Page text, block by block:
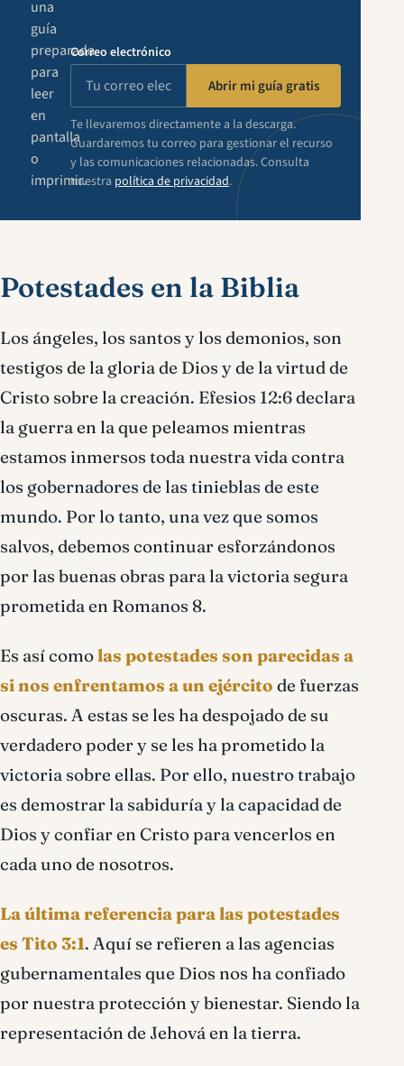
una
guía
preparada
para
leer
en
pantalla
o
imprimir.
Correo electrónico
Abrir mi guía gratis
Te llevaremos directamente a la descarga.
Guardaremos tu correo para gestionar el recurso
y las comunicaciones relacionadas. Consulta
nuestra política de privacidad.
Potestades en la Biblia
Los ángeles, los santos y los demonios, son
testigos de la gloria de Dios y de la virtud de
Cristo sobre la creación. Efesios 12:6 declara
la guerra en la que peleamos mientras
estamos inmersos toda nuestra vida contra
los gobernadores de las tinieblas de este
mundo. Por lo tanto, una vez que somos
salvos, debemos continuar esforzándonos
por las buenas obras para la victoria segura
prometida en Romanos 8.
Es así comolas potestades son parecidas a
si nos enfrentamos a un ejército de fuerzas
oscuras. A estas se les ha despojado de su
verdadero poder y se les ha prometido la
victoria sobre ellas. Por ello, nuestro trabajo
es demostrar la sabiduría y la capacidad de
Dios y confiar en Cristo para vencerlos en
cada uno de nosotros.
La última referencia para las potestades
es Tito 3:1. Aquí se refieren a las agencias
gubernamentales que Dios nos ha confiado
por nuestra protección y bienestar. Siendo la
representación de Jehová en la tierra.